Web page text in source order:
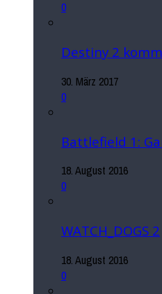
0
Destiny 2
30. März 2017
0
Battlefield 1:
18. August 2016
0
WATCH_DOGS 2
18. August 2016
0